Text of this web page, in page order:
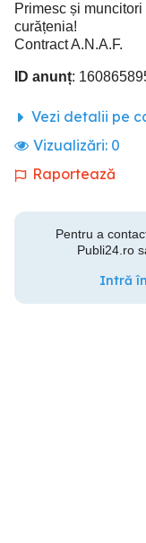
Primesc și
curățenia!
Contract A.N.A.F.
ID anunț:
Vezi detalii pe
Vizualizări: 0
Raportează
Pentru a
Publi24.ro
Intră